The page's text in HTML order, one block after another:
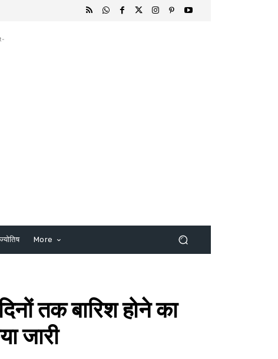
ज्योतिष More
तक बारिश होने का
जारी